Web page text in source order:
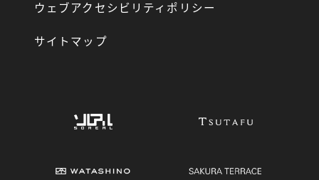
ウェブアクセシビリティポリシー
サイトマップ